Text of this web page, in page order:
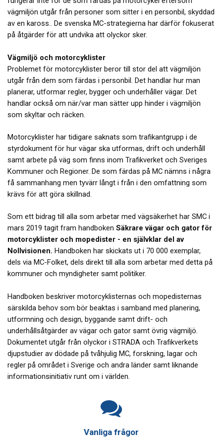
vägmiljön utgår från personer som sitter i en personbil, skyddad
av en kaross.. De svenska MC-strategierna har därför fokuserat
på åtgärder för att undvika att olyckor sker.
Vägmiljö och motorcyklister
Problemet för motorcyklister beror till stor del att vägmiljön
utgår från dem som färdas i personbil. Det handlar hur man
planerar, utformar regler, bygger och underhåller vägar. Det
handlar också om när/var man sätter upp hinder i vägmiljön
som skyltar och räcken.
Motorcyklister har tidigare saknats som trafikantgrupp i de
styrdokument för hur vägar ska utformas, drift och underhåll
samt arbete på väg som finns inom Trafikverket och Sveriges
Kommuner och Regioner. De som färdas på MC nämns i några
få sammanhang men tyvärr långt i från i den omfattning som
krävs för att göra skillnad.
Som ett bidrag till alla som arbetar med vägsäkerhet har SMC i
mars 2019 tagit fram handboken Säkrare vägar och gator för
motorcyklister och mopedister - en självklar del av
Nollvisionen. Handboken har skickats ut i 70 000 exemplar,
dels via MC-Folket, dels direkt till alla som arbetar med detta på
kommuner och myndigheter samt politiker.
Handboken beskriver motorcyklisternas och mopedisternas
särskilda behov som bör beaktas i samband med planering,
utformning och design, byggande samt drift- och
underhållsåtgärder av vägar och gator samt övrig vägmiljö.
Dokumentet utgår från olyckor i STRADA och Trafikverkets
djupstudier av dödade på tvåhjulig MC, forskning, lagar och
regler på området i Sverige och andra länder samt liknande
informationsinitiativ runt om i världen.
Vanliga frågor